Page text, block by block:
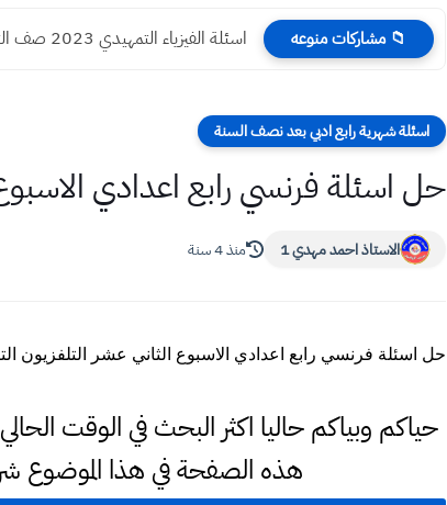
📁 مشاركات منوعه اسئلة الفيزياء التمهيدي 2023 صف الثالث المتوسط
اسئلة شهرية رابع ادبي بعد نصف السنة
حل اسئلة فرنسي رابع اعدادي الاسبوع
الاستاذ احمد مهدي 1 منذ 4 سنة
حل اسئلة فرنسي رابع اعدادي الاسبوع الثاني عشر التلفزيون
حياكم وبياكم حاليا اكثر البحث في الوقت
هذه الصفحة في هذا الموضوع